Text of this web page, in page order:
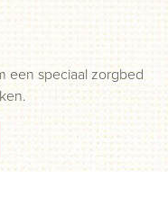
een speciaal zorgbed